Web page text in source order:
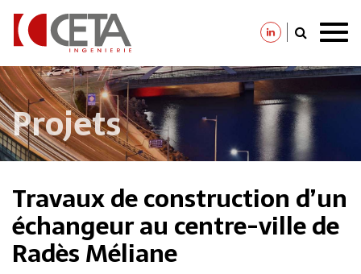
Aller
contenu
principal
Projets
Travaux de construction d’un
échangeur au centre-ville de
Radès Méliane